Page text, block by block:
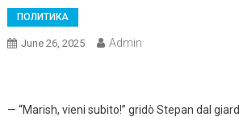
ПОЛИТИКА
June 26, 2025 Admin
— “Marish, vieni subito!” gridò Stepan dal